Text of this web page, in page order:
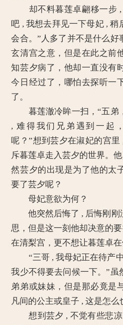
却不料暮莲卓翩移一步 ,
吧 , 我想去拜见一下母妃 ,
会合。”人多了并不是什么好
玄清宫之意，但是在此之前
知芸夕病了，他却一直没有
今日经过了，哪怕去探听一
了。
暮莲澈冷眸一扫，“五弟
, 难得我们兄弟遇到一起
呢？”想到芸夕在淑妃的宫
斥暮莲卓走入芸夕的世界。
然芸夕的出现是为了他的太
要了芸夕呢？
母妃意欲为何？
他突然后悔了 , 后悔刚刚
思，但是这一刻他却决意的
在清梨宫，更不想让暮莲卓在
“三哥 , 我母妃正在待产中
我少不得要去问候一下。”虽
弟弟或妹妹，但是那必竟是
凡间的公主或皇子 , 这是怎么
想到芸夕 , 不觉有些悲凉